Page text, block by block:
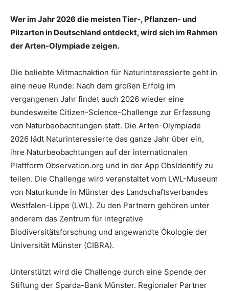
Wer im Jahr 2026 die meisten Tier-, Pflanzen- und
Pilzarten in Deutschland entdeckt, wird sich im Rahmen
der Arten-Olympiade zeigen.
Die beliebte Mitmachaktion für Naturinteressierte geht in
eine neue Runde: Nach dem großen Erfolg im
vergangenen Jahr findet auch 2026 wieder eine
bundesweite Citizen-Science-Challenge zur Erfassung
von Naturbeobachtungen statt. Die Arten-Olympiade
2026 lädt Naturinteressierte das ganze Jahr über ein,
ihre Naturbeobachtungen auf der internationalen
Plattform Observation.org und in der App ObsIdentify zu
teilen. Die Challenge wird veranstaltet vom LWL-Museum
von Naturkunde in Münster des Landschaftsverbandes
Westfalen-Lippe (LWL). Zu den Partnern gehören unter
anderem das Zentrum für integrative
Biodiversitätsforschung und angewandte Ökologie der
Universität Münster (CIBRA).
Unterstützt wird die Challenge durch eine Spende der
Stiftung der Sparda-Bank Münster. Regionaler Partner